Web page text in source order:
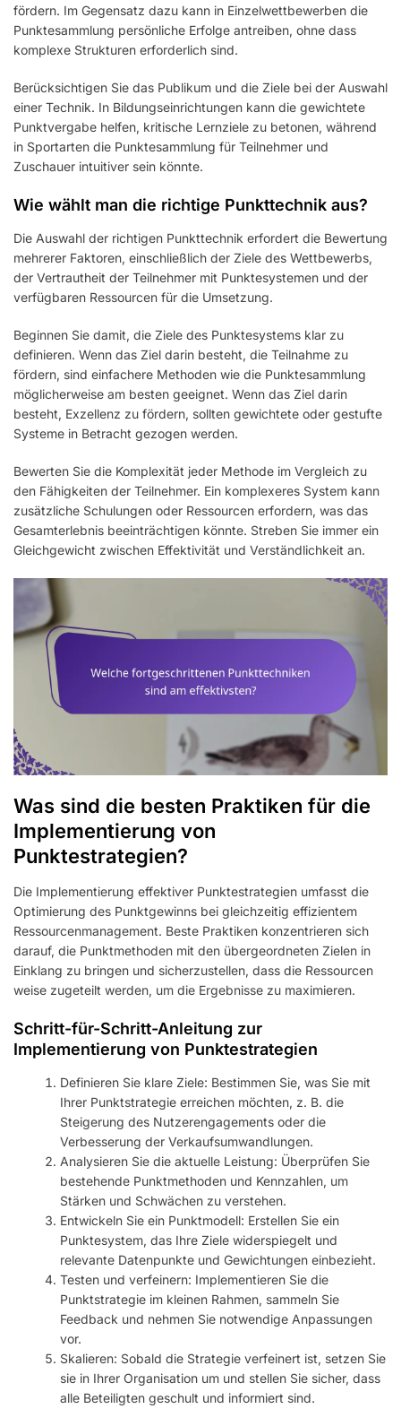
fördern. Im Gegensatz dazu kann in Einzelwettbewerben die
Punktesammlung persönliche Erfolge antreiben, ohne dass
komplexe Strukturen erforderlich sind.
Berücksichtigen Sie das Publikum und die Ziele bei der Auswahl
einer Technik. In Bildungseinrichtungen kann die gewichtete
Punktvergabe helfen, kritische Lernziele zu betonen, während
in Sportarten die Punktesammlung für Teilnehmer und
Zuschauer intuitiver sein könnte.
Wie wählt man die richtige Punkttechnik aus?
Die Auswahl der richtigen Punkttechnik erfordert die Bewertung
mehrerer Faktoren, einschließlich der Ziele des Wettbewerbs,
der Vertrautheit der Teilnehmer mit Punktesystemen und der
verfügbaren Ressourcen für die Umsetzung.
Beginnen Sie damit, die Ziele des Punktesystems klar zu
definieren. Wenn das Ziel darin besteht, die Teilnahme zu
fördern, sind einfachere Methoden wie die Punktesammlung
möglicherweise am besten geeignet. Wenn das Ziel darin
besteht, Exzellenz zu fördern, sollten gewichtete oder gestufte
Systeme in Betracht gezogen werden.
Bewerten Sie die Komplexität jeder Methode im Vergleich zu
den Fähigkeiten der Teilnehmer. Ein komplexeres System kann
zusätzliche Schulungen oder Ressourcen erfordern, was das
Gesamterlebnis beeinträchtigen könnte. Streben Sie immer ein
Gleichgewicht zwischen Effektivität und Verständlichkeit an.
Was sind die besten Praktiken für die
Implementierung von
Punktestrategien?
Die Implementierung effektiver Punktestrategien umfasst die
Optimierung des Punktgewinns bei gleichzeitig effizientem
Ressourcenmanagement. Beste Praktiken konzentrieren sich
darauf, die Punktmethoden mit den übergeordneten Zielen in
Einklang zu bringen und sicherzustellen, dass die Ressourcen
weise zugeteilt werden, um die Ergebnisse zu maximieren.
Schritt-für-Schritt-Anleitung zur
Implementierung von Punktestrategien
Definieren Sie klare Ziele: Bestimmen Sie, was Sie mit
Ihrer Punktstrategie erreichen möchten, z. B. die
Steigerung des Nutzerengagements oder die
Verbesserung der Verkaufsumwandlungen.
Analysieren Sie die aktuelle Leistung: Überprüfen Sie
bestehende Punktmethoden und Kennzahlen, um
Stärken und Schwächen zu verstehen.
Entwickeln Sie ein Punktmodell: Erstellen Sie ein
Punktesystem, das Ihre Ziele widerspiegelt und
relevante Datenpunkte und Gewichtungen einbezieht.
Testen und verfeinern: Implementieren Sie die
Punktstrategie im kleinen Rahmen, sammeln Sie
Feedback und nehmen Sie notwendige Anpassungen
vor.
Skalieren: Sobald die Strategie verfeinert ist, setzen Sie
sie in Ihrer Organisation um und stellen Sie sicher, dass
alle Beteiligten geschult und informiert sind.